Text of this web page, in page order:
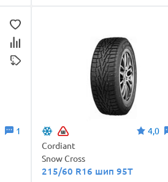
1
4,0
Cordiant
Snow Cross
215/60 R16 шип 95T